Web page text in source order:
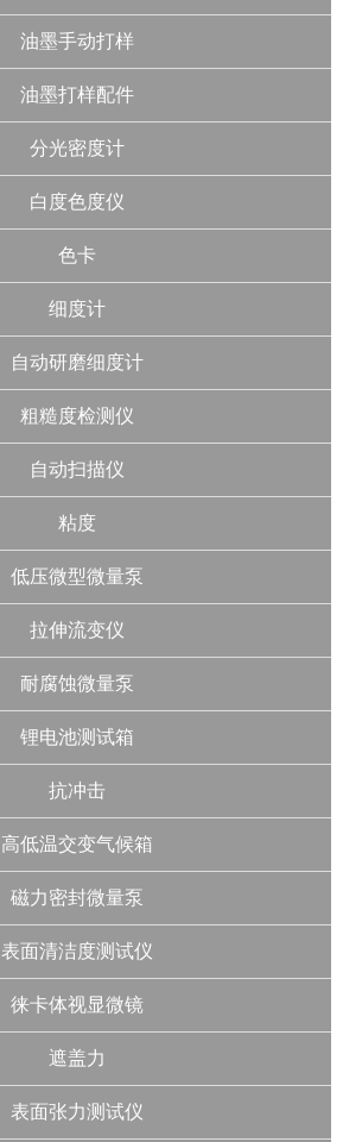
油墨手动打样
油墨打样配件
分光密度计
白度色度仪
色卡
细度计
自动研磨细度计
粗糙度检测仪
自动扫描仪
粘度
低压微型微量泵
拉伸流变仪
耐腐蚀微量泵
锂电池测试箱
抗冲击
高低温交变气候箱
磁力密封微量泵
表面清洁度测试仪
徕卡体视显微镜
遮盖力
表面张力测试仪